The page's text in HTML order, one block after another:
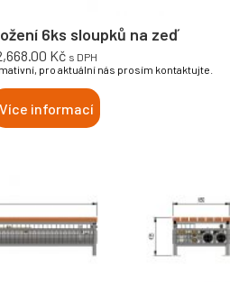
6ks sloupků na zeď
Kč s DPH
pro aktuální nás prosím kontaktujte.
Více informací